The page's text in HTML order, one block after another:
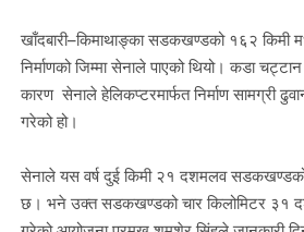
खाँदबारी–किमाथाङ्का सडकखण्डको १६२ किमी
निर्माणको जिम्मा सेनाले पाएको थियो। कडा
कारण सेनाले हेलिकप्टरमार्फत निर्माण सामग्री
गरेको हो।
सेनाले यस वर्ष दुई किमी २१ दशमलव
छ। भने उक्त सडकखण्डको चार किलोमिटर ३१